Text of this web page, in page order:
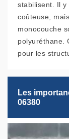
stabilisent. Il y
coûteuse,
monocouche
polyuréthane.
pour les
Les
06380